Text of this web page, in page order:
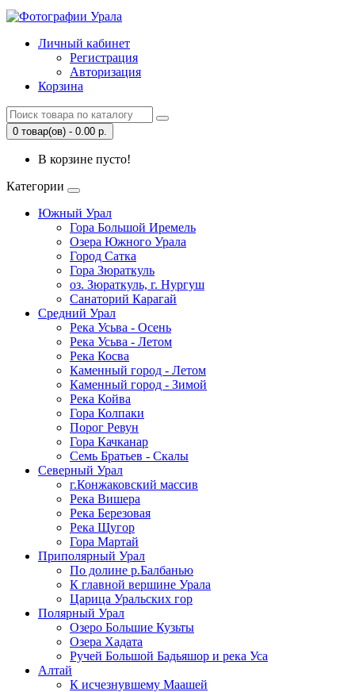
Личный кабинет
Регистрация
Авторизация
Корзина
0 товар(ов) - 0.00 р.
В корзине пусто!
Категории
Южный Урал
Гора Большой Иремель
Озера Южного Урала
Город Сатка
Гора Зюраткуль
оз. Зюраткуль, г. Нургуш
Санаторий Карагай
Средний Урал
Река Усьва - Осень
Река Усьва - Летом
Река Косва
Каменный город - Летом
Каменный город - Зимой
Река Койва
Гора Колпаки
Порог Ревун
Гора Качканар
Семь Братьев - Скалы
Северный Урал
г.Конжаковский массив
Река Вишера
Река Березовая
Река Щугор
Гора Мартай
Приполярный Урал
По долине р.Балбанью
К главной вершине Урала
Царица Уральских гор
Полярный Урал
Озеро Большие Кузьты
Озера Хадата
Ручей Большой Бадьяшор и река Уса
Алтай
К исчезнувшему Маашей